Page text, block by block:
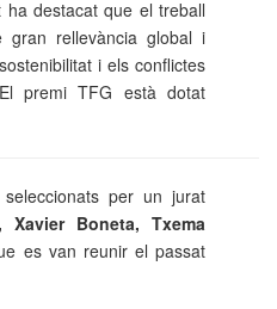
ha destacat que el treball
gran rellevància global i
i els conflictes
premi TFG està dotat
per un jurat
Xavier Boneta, Txema
es van reunir el passat